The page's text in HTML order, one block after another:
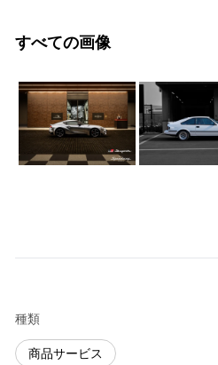
すべての画像
種類
商品サービス